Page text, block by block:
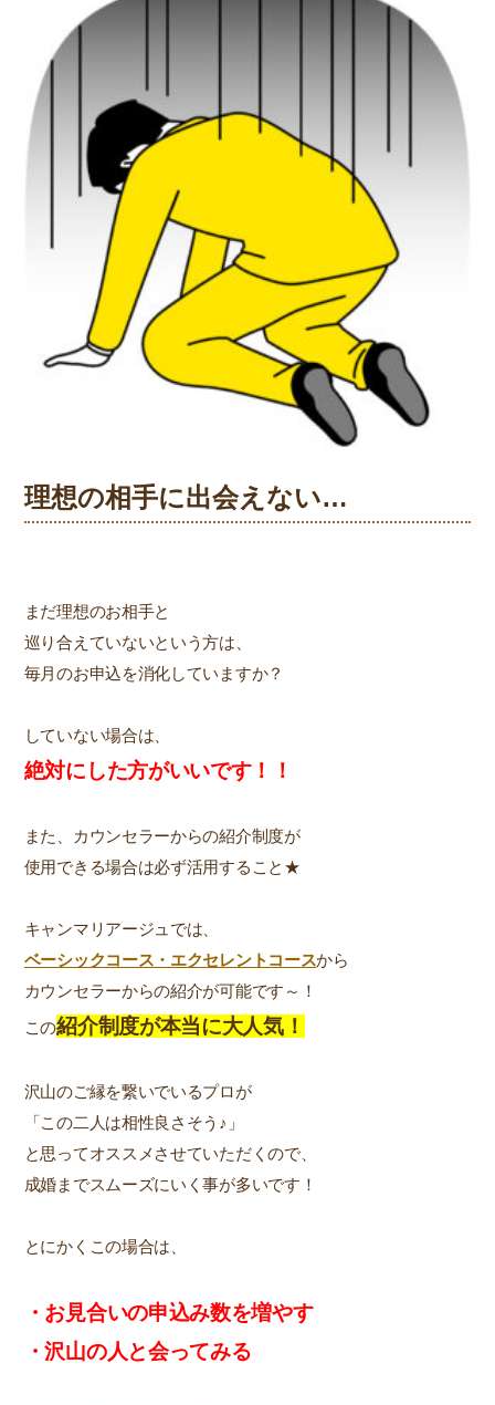
理想の相手に出会えない…
まだ理想のお相手と
巡り合えていないという方は、
毎月のお申込を消化していますか？
していない場合は、
絶対にした方がいいです！！
また、カウンセラーからの紹介制度が
使用できる場合は必ず活用すること★
キャンマリアージュでは、
ベーシックコース・エクセレントコースから
カウンセラーからの紹介が可能です～！
この紹介制度が本当に大人気！
沢山のご縁を繋いでいるプロが
「この二人は相性良さそう♪」
と思ってオススメさせていただくので、
成婚までスムーズにいく事が多いです！
とにかくこの場合は、
・お見合いの申込み数を増やす
・沢山の人と会ってみる